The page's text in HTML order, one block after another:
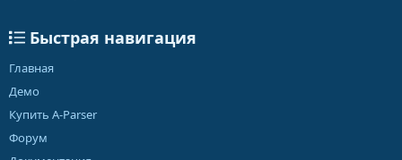
Быстрая навигация
Главная
Демо
Купить A-Parser
Форум